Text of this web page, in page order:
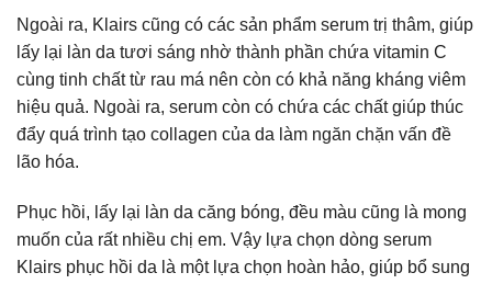
Ngoài ra, Klairs cũng có các sản phẩm serum trị thâm, giúp
lấy lại làn da tươi sáng nhờ thành phần chứa vitamin C
cùng tinh chất từ rau má nên còn có khả năng kháng viêm
hiệu quả. Ngoài ra, serum còn có chứa các chất giúp thúc
đẩy quá trình tạo collagen của da làm ngăn chặn vấn đề
lão hóa.
Phục hồi, lấy lại làn da căng bóng, đều màu cũng là mong
muốn của rất nhiều chị em. Vậy lựa chọn dòng serum
Klairs phục hồi da là một lựa chọn hoàn hảo, giúp bổ sung